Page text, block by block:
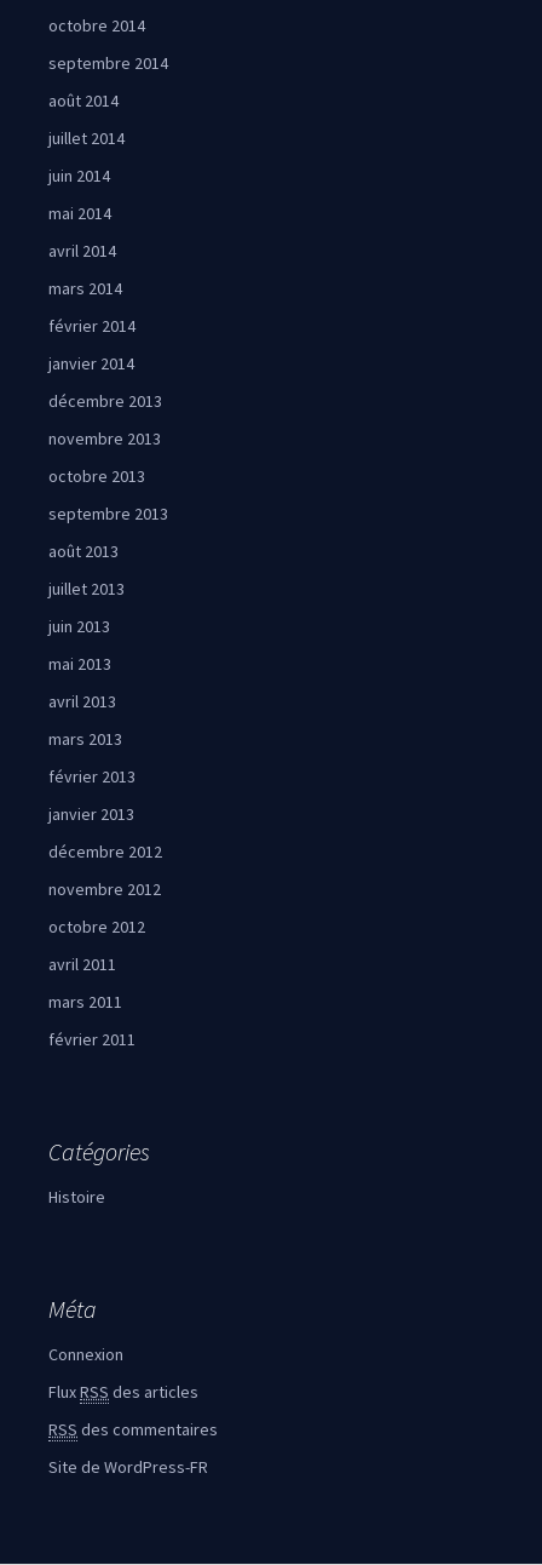
octobre 2014
septembre 2014
août 2014
juillet 2014
juin 2014
mai 2014
avril 2014
mars 2014
février 2014
janvier 2014
décembre 2013
novembre 2013
octobre 2013
septembre 2013
août 2013
juillet 2013
juin 2013
mai 2013
avril 2013
mars 2013
février 2013
janvier 2013
décembre 2012
novembre 2012
octobre 2012
avril 2011
mars 2011
février 2011
Catégories
Histoire
Méta
Connexion
FluxRSS des articles
RSS des commentaires
Site de WordPress-FR